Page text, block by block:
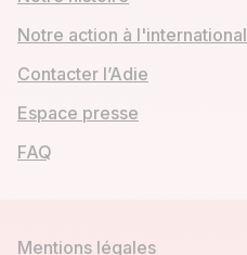
Notre action à l'international
Contacter l’Adie
Espace presse
FAQ
Mentions légales